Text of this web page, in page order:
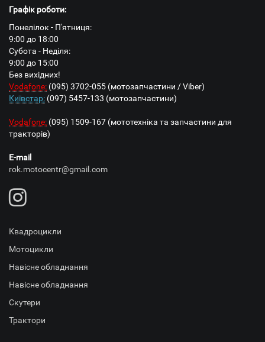
Графік роботи:
Понелілок - П'ятниця:
9:00 до 18:00
Субота - Неділя:
9:00 до 15:00
Без вихідних!
Vodafone: (095) 3702-055 (мотозапчастини / Viber)
Київстар: (097) 5457-133 (мотозапчастини)
Vodafone: (095) 1509-167 (мототехніка та запчастини для
тракторів)
E-mail
rok.motocentr@gmail.com
Квадроцикли
Мотоцикли
Навісне обладнання
Навісне обладнання
Скутери
Трактори